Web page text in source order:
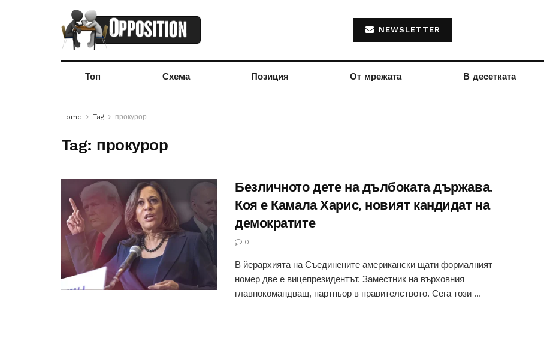
NEWSLETTER
Топ Схема Позиция От мрежата В десетката
Home Tag прокурор
Tag: прокурор
Безличното дете на дълбоката държава.
Коя е Камала Харис, новият кандидат на
демократите
0
В йерархията на Съединените американски щати формалният
номер две е вицепрезидентът. Заместник на върховния
главнокомандващ, партньор в правителството. Сега този ...